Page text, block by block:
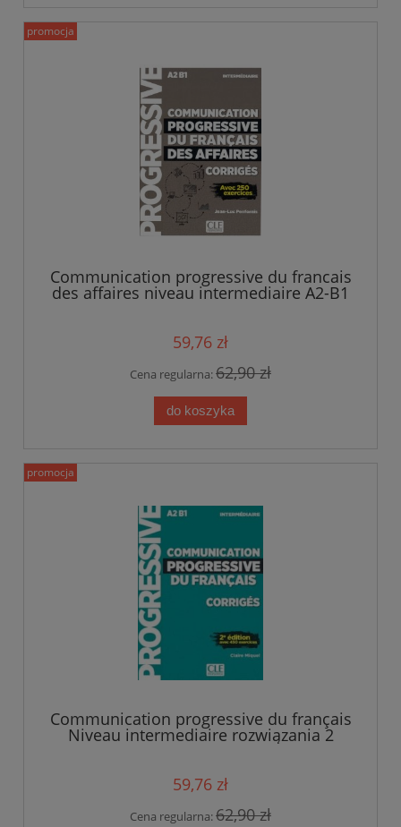
Communication progressive du francais
des affaires niveau intermediaire A2-B1
59,76 zł
Cena regularna:62,90 zł
do koszyka
promocja
Communication progressive du français
Niveau intermediaire rozwiązania 2
59,76 zł
Cena regularna:62,90 zł
promocja